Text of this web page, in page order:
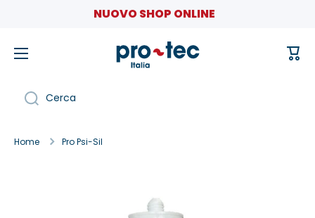
Vai direttamente ai contenuti
NUOVO SHOP ONLINE
Cerca
Home Pro Psi-Sil
Passa alle informazioni sul prodotto